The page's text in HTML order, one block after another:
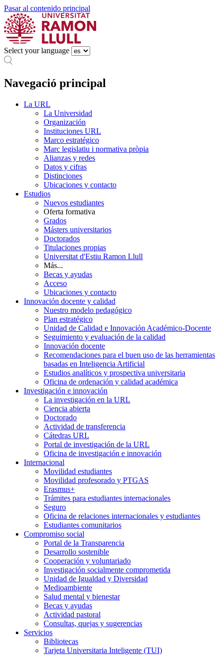
Pasar al contenido principal
Select your language
Navegació principal
La URL
La Universidad
Organización
Instituciones URL
Marco estratégico
Marc legislatiu i normativa pròpia
Alianzas y redes
Datos y cifras
Distinciones
Ubicaciones y contacto
Estudios
Nuevos estudiantes
Oferta formativa
Grados
Másters universitarios
Doctorados
Titulaciones propias
Universitat d'Estiu Ramon Llull
Más...
Becas y ayudas
Acceso
Ubicaciones y contacto
Innovación docente y calidad
Nuestro modelo pedagógico
Plan estratégico
Unidad de Calidad e Innovación Académico-Docente
Seguimiento y evaluación de la calidad
Innovación docente
Recomendaciones para el buen uso de las herramientas
basadas en Inteligencia Artificial
Estudios analíticos y prospectiva universitaria
Oficina de ordenación y calidad académica
Investigación e innovación
La investigación en la URL
Ciencia abierta
Doctorado
Actividad de transferencia
Cátedras URL
Portal de investigación de la URL
Oficina de investigación e innovación
Internacional
Movilidad estudiantes
Movilidad profesorado y PTGAS
Erasmus+
Trámites para estudiantes internacionales
Seguro
Oficina de relaciones internacionales y estudiantes
Estudiantes comunitarios
Compromiso social
Portal de la Transparencia
Desarrollo sostenible
Cooperación y voluntariado
Investigación socialmente comprometida
Unidad de Igualdad y Diversidad
Medioambiente
Salud mental y bienestar
Becas y ayudas
Actividad pastoral
Consultas, quejas y sugerencias
Servicios
Bibliotecas
Tarjeta Universitaria Inteligente (TUI)